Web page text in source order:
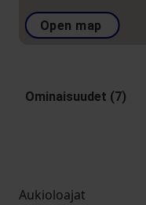
Open map
Ominaisuudet (7)
Aukioloajat